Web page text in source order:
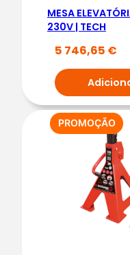
MESA
230V | TECH
5 746,65 €
PROMOÇÃO
EM